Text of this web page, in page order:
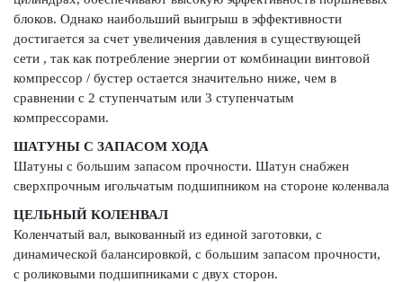
блоков. Однако наибольший выигрыш в эффективности
достигается за счет увеличения давления в существующей
сети , так как потребление энергии от комбинации винтовой
компрессор / бустер остается значительно ниже, чем в
сравнении с 2 ступенчатым или 3 ступенчатым
компрессорами.
ШАТУНЫ С ЗАПАСОМ ХОДА
Шатуны с большим запасом прочности. Шатун снабжен
сверхпрочным игольчатым подшипником на стороне коленвала
ЦЕЛЬНЫЙ КОЛЕНВАЛ
Коленчатый вал, выкованный из единой заготовки, с
динамической балансировкой, с большим запасом прочности,
с роликовыми подшипниками с двух сторон.